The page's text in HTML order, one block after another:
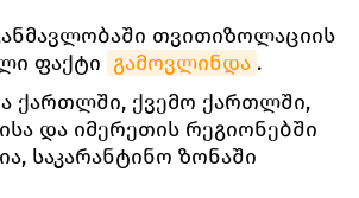
თვითიზოლაციის
ფაქტი გამოვლინდა .
ქართლში, ქვემო ქართლში,
და იმერეთის რეგიონებში
საკარანტინო ზონაში